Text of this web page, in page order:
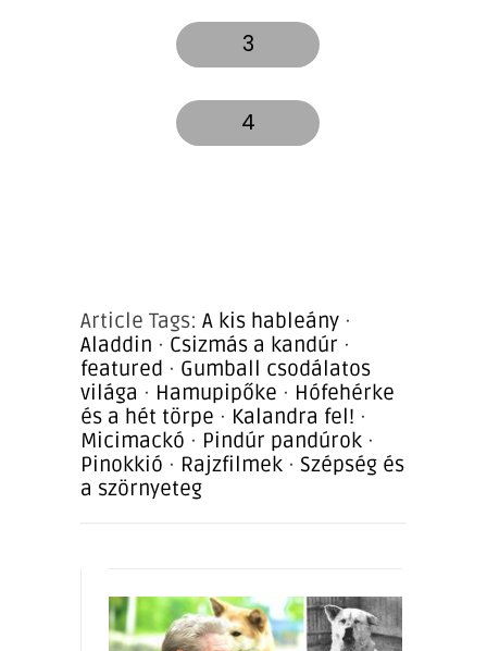
3
4
Article Tags: A kis hableány ·
Aladdin · Csizmás a kandúr ·
featured · Gumball csodálatos
világa · Hamupipőke · Hófehérke
és a hét törpe · Kalandra fel! ·
Micimackó · Pindúr pandúrok ·
Pinokkió · Rajzfilmek · Szépség és
a szörnyeteg